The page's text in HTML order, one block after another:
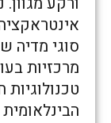
סוגי מדיה
מרכזיות
הבינלאומית